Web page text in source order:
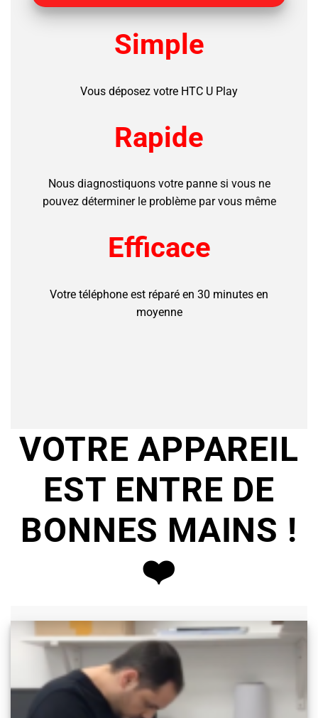
Simple
Vous déposez votre HTC U Play
Rapide
Nous diagnostiquons votre panne si vous ne
pouvez déterminer le problème par vous même
Efficace
Votre téléphone est réparé en 30 minutes en
moyenne
VOTRE APPAREIL
EST ENTRE DE
BONNES MAINS !
❤️